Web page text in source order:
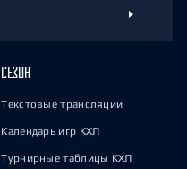
СЕЗОН
Текстовые трансляции
Календарь игр КХЛ
Турнирные таблицы КХЛ